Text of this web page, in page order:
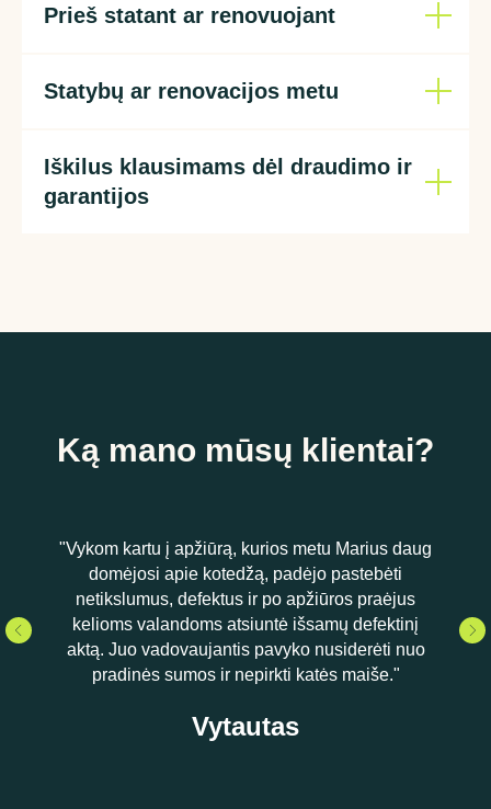
Prieš statant ar renovuojant
Statybų ar renovacijos metu
Iškilus klausimams dėl draudimo ir
garantijos
Ką mano mūsų klientai?
"Vykom kartu į apžiūrą, kurios metu Marius daug
domėjosi apie kotedžą, padėjo pastebėti
netikslumus, defektus ir po apžiūros praėjus
kelioms valandoms atsiuntė išsamų defektinį
aktą. Juo vadovaujantis pavyko nusiderėti nuo
pradinės sumos ir nepirkti katės maiše."
Vytautas